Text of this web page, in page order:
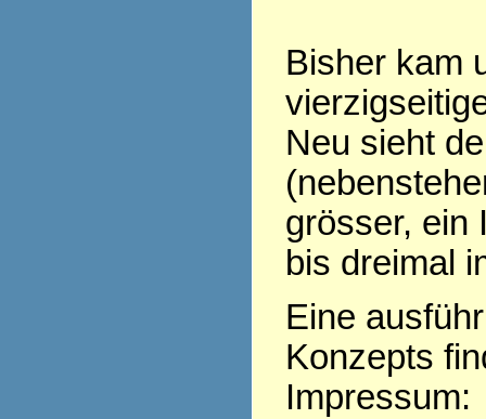
Bisher kam
Neu sieht
grösser, ein
bis dreimal
Eine
Konzepts